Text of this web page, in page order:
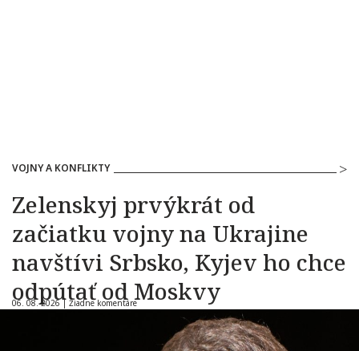
VOJNY A KONFLIKTY
Zelenskyj prvýkrát od
začiatku vojny na Ukrajine
navštívi Srbsko, Kyjev ho chce
odpútať od Moskvy
06. 08. 2026 | Žiadne komentáre